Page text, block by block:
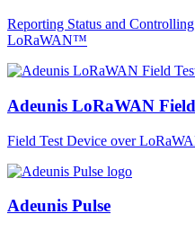
Reporting Status and
LoRaWAN™
Adeunis LoRaWAN
Field Test Device over
Adeunis Pulse